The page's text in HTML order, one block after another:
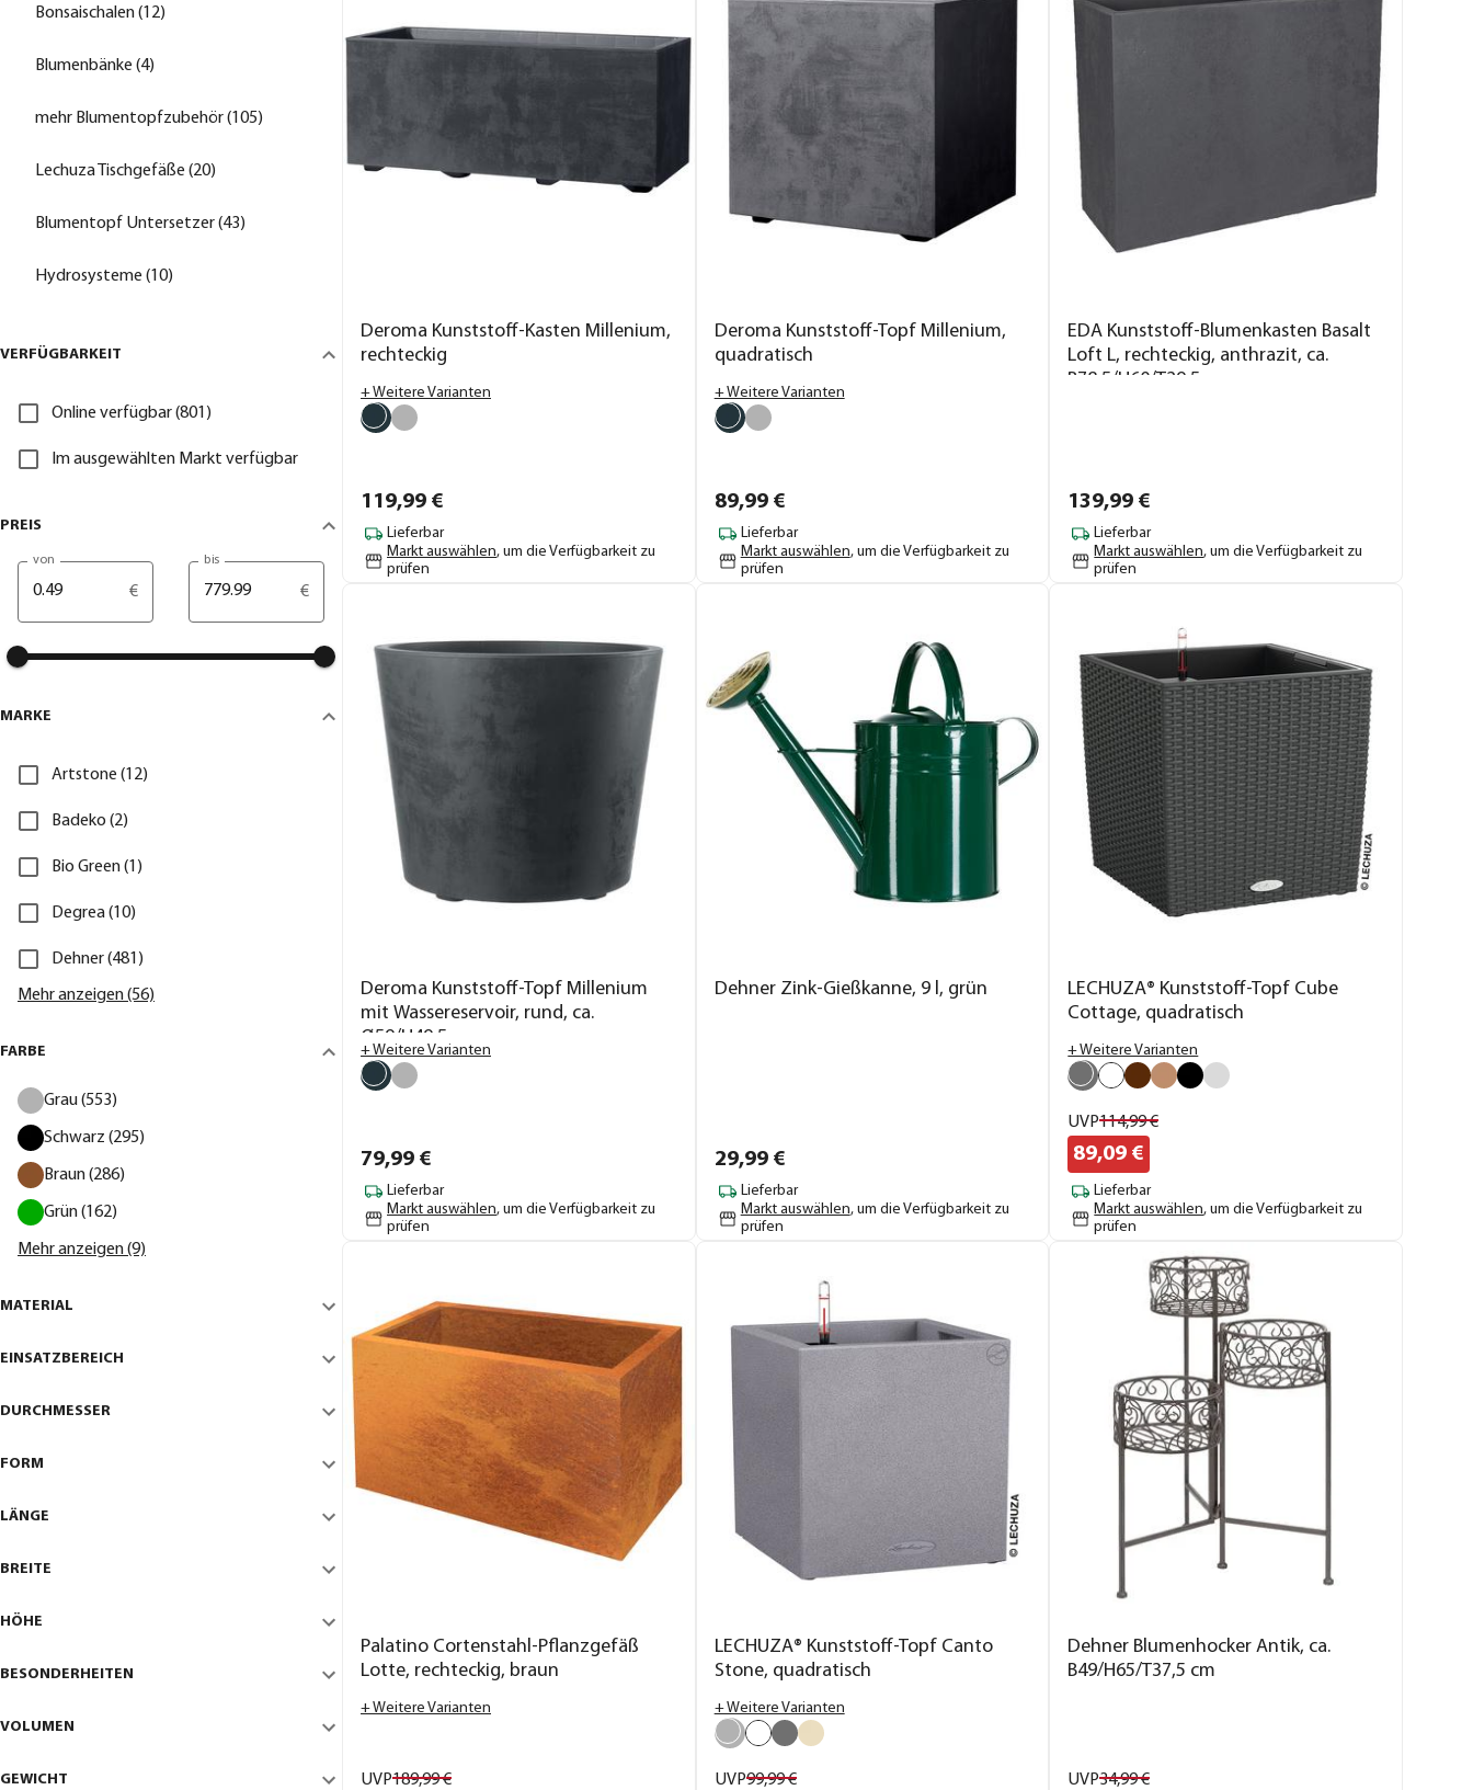
Bonsaischalen (12)
Blumenbänke (4)
mehr Blumentopfzubehör (105)
Lechuza Tischgefäße (20)
Blumentopf Untersetzer (43)
Hydrosysteme (10)
VERFÜGBARKEIT
Online verfügbar (801)
Im ausgewählten Markt verfügbar
PREIS
von
€
bis
€
MARKE
Artstone (12)
Badeko (2)
Bio Green (1)
Degrea (10)
Dehner (481)
Mehr anzeigen (56)
FARBE
Grau (553)
Schwarz (295)
Braun (286)
Grün (162)
Mehr anzeigen (9)
MATERIAL
EINSATZBEREICH
DURCHMESSER
FORM
LÄNGE
BREITE
HÖHE
BESONDERHEITEN
VOLUMEN
GEWICHT
Deroma Kunststoff-Kasten Millenium,
rechteckig
+ Weitere Varianten
119,99 €
Lieferbar
Markt auswählen, um die Verfügbarkeit zu
prüfen
Deroma Kunststoff-Topf Millenium,
quadratisch
+ Weitere Varianten
89,99€
Lieferbar
Markt auswählen, um die Verfügbarkeit zu
prüfen
EDA Kunststoff-Blumenkasten Basalt
Loft L, rechteckig, anthrazit, ca.
B78,5/H60/T29,5 cm
139,99 €
Lieferbar
Markt auswählen, um die Verfügbarkeit zu
prüfen
Deroma Kunststoff-Topf Millenium
mit Wassereservoir, rund, ca.
Ø59/H49,5 cm
+ Weitere Varianten
79,99 €
Lieferbar
Markt auswählen, um die Verfügbarkeit zu
prüfen
Dehner Zink-Gießkanne, 9 l, grün
29,99€
Lieferbar
Markt auswählen, um die Verfügbarkeit zu
prüfen
LECHUZA® Kunststoff-Topf Cube
Cottage, quadratisch
+ Weitere Varianten
UVP114,99€
89,09 €
Lieferbar
Markt auswählen, um die Verfügbarkeit zu
prüfen
Palatino Cortenstahl-Pflanzgefäß
Lotte, rechteckig, braun
+ Weitere Varianten
UVP189,99€
LECHUZA® Kunststoff-Topf Canto
Stone, quadratisch
+ Weitere Varianten
UVP99,99€
Dehner Blumenhocker Antik, ca.
B49/H65/T37,5 cm
UVP34,99€